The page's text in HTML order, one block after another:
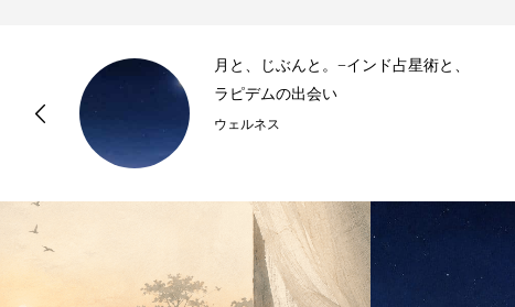
月と、じぶんと。−インド占星術と、
ラピデムの出会い
ウェルネス